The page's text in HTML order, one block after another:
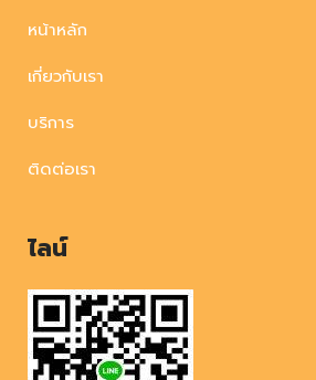
หน้าหลัก
เกี่ยวกับเรา
บริการ
ติดต่อเรา
ไลน์